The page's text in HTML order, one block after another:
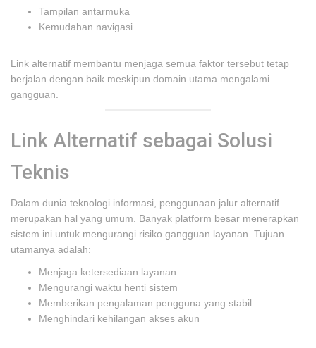
Tampilan antarmuka
Kemudahan navigasi
Link alternatif membantu menjaga semua faktor tersebut tetap
berjalan dengan baik meskipun domain utama mengalami
gangguan.
Link Alternatif sebagai Solusi
Teknis
Dalam dunia teknologi informasi, penggunaan jalur alternatif
merupakan hal yang umum. Banyak platform besar menerapkan
sistem ini untuk mengurangi risiko gangguan layanan. Tujuan
utamanya adalah:
Menjaga ketersediaan layanan
Mengurangi waktu henti sistem
Memberikan pengalaman pengguna yang stabil
Menghindari kehilangan akses akun